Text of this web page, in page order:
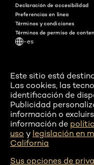
-es
Declaración de accesibilidad
Preferencias en línea
Términos y condiciones
Términos de permiso de
Este sitio está
Las cookies, las
identificación de
Publicidad
información o
información de
uso y legislación en
California
Sus opciones de